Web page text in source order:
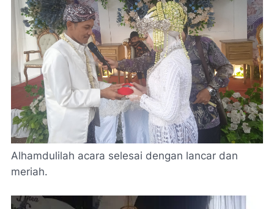
Alhamdulilah acara selesai dengan lancar dan
meriah.